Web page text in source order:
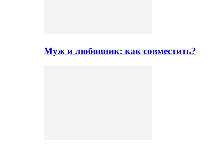
Муж и любовник: как совместить?